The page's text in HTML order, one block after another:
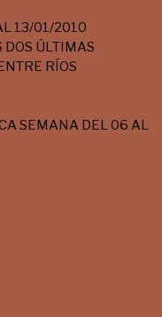
13/01/2010
DOS ÚLTIMAS
RÍOS
SEMANA DEL 06 AL